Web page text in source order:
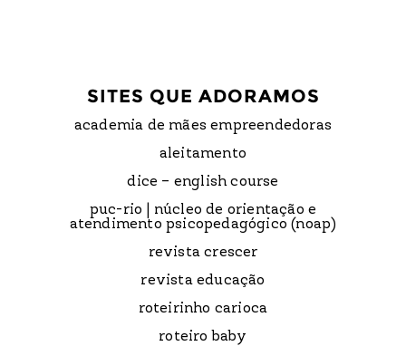
SITES QUE ADORAMOS
academia de mães empreendedoras
aleitamento
dice – english course
puc-rio | núcleo de orientação e
atendimento psicopedagógico (noap)
revista crescer
revista educação
roteirinho carioca
roteiro baby